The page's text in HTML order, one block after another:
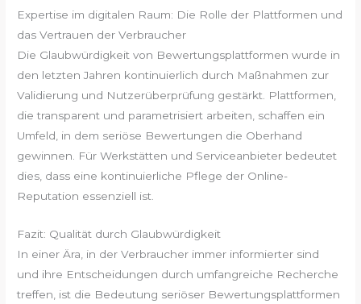
Expertise im digitalen Raum: Die Rolle der Plattformen und
das Vertrauen der Verbraucher
Die Glaubwürdigkeit von Bewertungsplattformen wurde in
den letzten Jahren kontinuierlich durch Maßnahmen zur
Validierung und Nutzerüberprüfung gestärkt. Plattformen,
die transparent und parametrisiert arbeiten, schaffen ein
Umfeld, in dem seriöse Bewertungen die Oberhand
gewinnen. Für Werkstätten und Serviceanbieter bedeutet
dies, dass eine kontinuierliche Pflege der Online-
Reputation essenziell ist.
Fazit: Qualität durch Glaubwürdigkeit
In einer Ära, in der Verbraucher immer informierter sind
und ihre Entscheidungen durch umfangreiche Recherche
treffen, ist die Bedeutung seriöser Bewertungsplattformen